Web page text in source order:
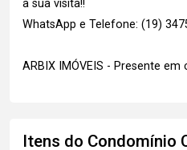
a sua visita!!
WhatsApp e Telefone: (19)
ARBIX IMÓVEIS - Presente em
Itens do Condomínio